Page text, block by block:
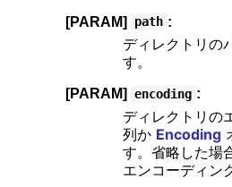
[PARAM] path :
ディレクトリの
す。
[PARAM] encoding :
ディレクトリの
列か Encoding
す。省略した場
エンコーディン